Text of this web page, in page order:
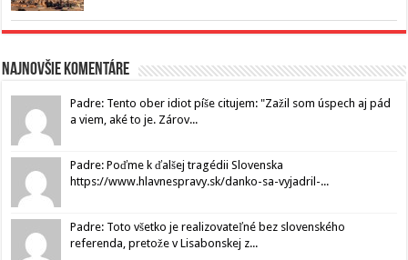
Najnovšie komentáre
Padre: Tento ober idiot píše citujem: "Zažil som úspech aj pád
a viem, aké to je. Zárov...
Padre: Poďme k ďalšej tragédii Slovenska
https://www.hlavnespravy.sk/danko-sa-vyjadril-...
Padre: Toto všetko je realizovateľné bez slovenského
referenda, pretože v Lisabonskej z...